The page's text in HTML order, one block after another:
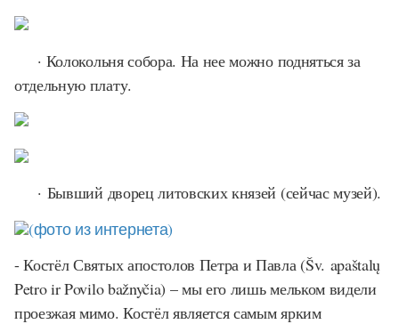
· Колокольня собора. На нее можно подняться за
отдельную плату.
· Бывший дворец литовских князей (сейчас музей).
(фото из интернета)
- Костёл Святых апостолов Петра и Павла (Šv. apaštalų
Petro ir Povilo bažnyčia) – мы его лишь мельком видели
проезжая мимо. Костёл является самым ярким